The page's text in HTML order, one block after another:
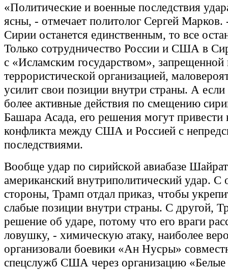
«Политические и военные последствия
ясны, - отмечает политолог Сергей Марков.
Сирии останется единственным, то все
Только сотрудничество России и США в
с «Исламским государством»,
террористической организацией,
усилит свои позиции внутри страны. А
более активные действия по смещению
Башара Асада, его решения могут привести
конфликта между США и Россией с
последствиями.
Вообще удар по сирийской авиабазе
американский внутриполитический удар. С
стороны, Трамп отдал приказ, чтобы
слабые позиции внутри страны. С другой,
решение об ударе, потому что его враги
ловушку, - химическую атаку, наиболее
организовали боевики «Ан Нусры»
спецслужб США через организацию «Белые